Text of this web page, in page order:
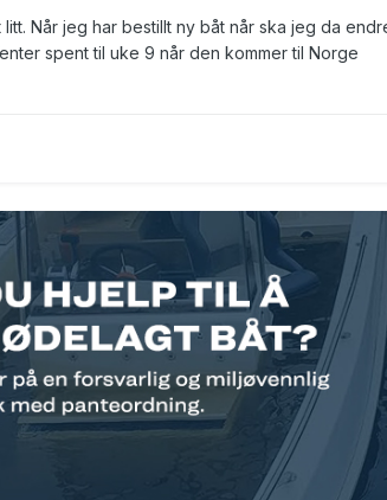
litt. Når jeg har bestillt ny båt når ska jeg da
spent til uke 9 når den kommer til Norge